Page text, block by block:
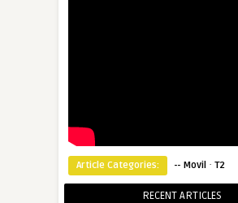
Article Categories: -- Movil · T2
RECENT ARTICLES